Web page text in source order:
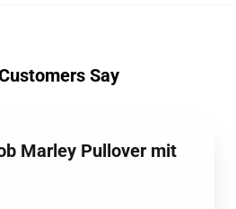
Say
Marley Pullover mit